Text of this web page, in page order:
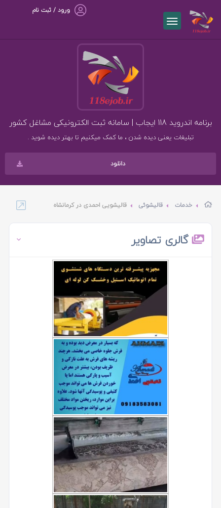
ورود / ثبت نام
برنامه اندروید 118 ایجاب | سامانه ثبت الکترونیکی مشاغل کشور
تبلیغات یعنی دیده شدن ، ما کمک میکنیم تا بهتر دیده شوید .
دانلود
خدمات قالیشوئی قالیشویی احمدی در کرمانشاه
گالری تصاویر